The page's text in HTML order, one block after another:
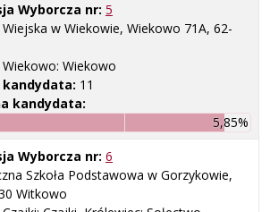
Wyborcza nr: 5
w Wiekowie, Wiekowo 71A, 62-
Wiekowo: Wiekowo
kandydata: 11
kandydata:
5,85%
Wyborcza nr: 6
Szkoła Podstawowa w Gorzykowie,
Witkowo